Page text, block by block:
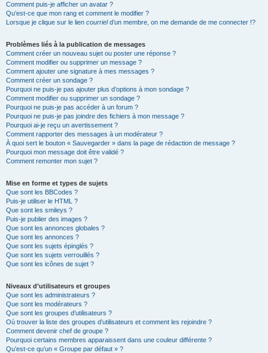
Comment puis-je afficher un avatar ?
Qu’est-ce que mon rang et comment le modifier ?
Lorsque je clique sur le lien courrield’un membre, on me demande de me connecter !?
Problèmes liés à la publication de messages
Comment créer un nouveau sujet ou poster une réponse ?
Comment modifier ou supprimer un message ?
Comment ajouter une signature à mes messages ?
Comment créer un sondage ?
Pourquoi ne puis-je pas ajouter plus d’options à mon sondage ?
Comment modifier ou supprimer un sondage ?
Pourquoi ne puis-je pas accéder à un forum ?
Pourquoi ne puis-je pas joindre des fichiers à mon message ?
Pourquoi ai-je reçu un avertissement ?
Comment rapporter des messages à un modérateur ?
À quoi sert le bouton « Sauvegarder » dans la page de rédaction de message ?
Pourquoi mon message doit être validé ?
Comment remonter mon sujet ?
Mise en forme et types de sujets
Que sont les BBCodes ?
Puis-je utiliser le HTML ?
Que sont les smileys ?
Puis-je publier des images ?
Que sont les annonces globales ?
Que sont les annonces ?
Que sont les sujets épinglés ?
Que sont les sujets verrouillés ?
Que sont les icônes de sujet ?
Niveaux d’utilisateurs et groupes
Que sont les administrateurs ?
Que sont les modérateurs ?
Que sont les groupes d’utilisateurs ?
Où trouver la liste des groupes d’utilisateurs et comment les rejoindre ?
Comment devenir chef de groupe ?
Pourquoi certains membres apparaissent dans une couleur différente ?
Qu’est-ce qu’un « Groupe par défaut » ?